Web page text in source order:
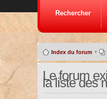
Rechercher
Index du forum •
Le forum
la liste des